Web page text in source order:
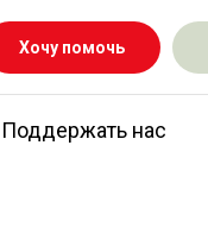
Хочу помочь
Поддержать нас